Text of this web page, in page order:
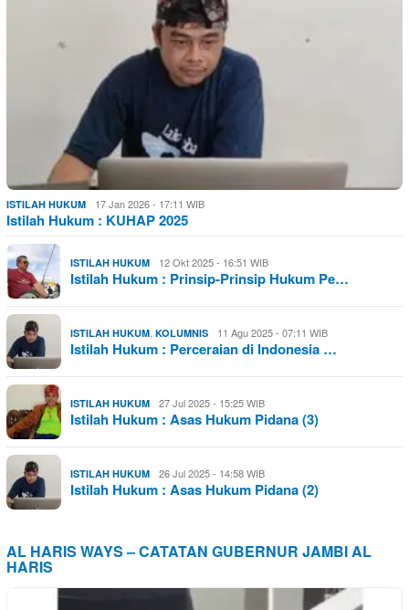
ISTILAH HUKUM 17 Jan 2026 - 17:11 WIB
Istilah Hukum : KUHAP 2025
ISTILAH HUKUM 12 Okt 2025 - 16:51 WIB
Istilah Hukum : Prinsip-Prinsip Hukum Pe…
ISTILAH HUKUM, KOLUMNIS 11 Agu 2025 - 07:11 WIB
Istilah Hukum : Perceraian di Indonesia …
ISTILAH HUKUM 27 Jul 2025 - 15:25 WIB
Istilah Hukum : Asas Hukum Pidana (3)
ISTILAH HUKUM 26 Jul 2025 - 14:58 WIB
Istilah Hukum : Asas Hukum Pidana (2)
AL HARIS WAYS – CATATAN GUBERNUR JAMBI AL
HARIS